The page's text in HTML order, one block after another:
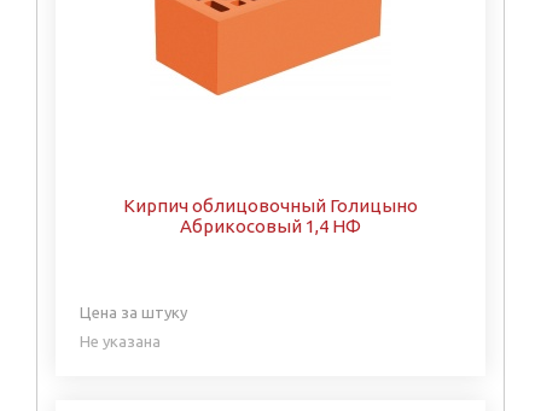
Кирпич облицовочный Голицыно
Абрикосовый 1,4 НФ
Цена за штуку
Не указана